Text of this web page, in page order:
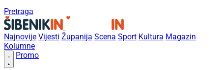
Pretraga
Najnovije Vijesti Županija Scena Sport Kultura Magazin
Kolumne
Promo